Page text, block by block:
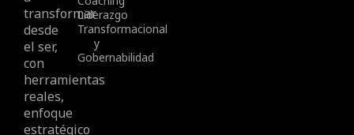
transformar
desde
el ser,
con
herramientas
reales,
enfoque
estratégico
Liderazgo
Transformacional
y
Gobernabilidad